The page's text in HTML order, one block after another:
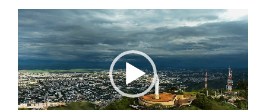
Reproductor
de
vídeo